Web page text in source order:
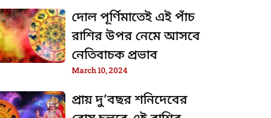
দোল পূর্ণিমাতেই এই পাঁচ
রাশির উপর নেমে আসবে
নেতিবাচক প্রভাব
March 10, 2024
প্রায় দু’বছর শনিদেবের